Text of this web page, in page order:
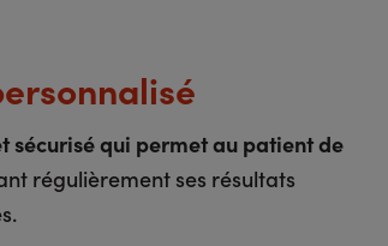
sécurisé qui permet au patient de
régulièrement ses résultats